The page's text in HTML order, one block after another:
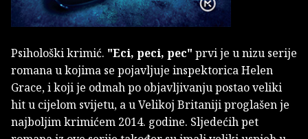
Psihološki krimić. "Eci, peci, pec" prvi je u nizu serije
romana u kojima se pojavljuje inspektorica Helen
Grace, i koji je odmah po objavljivanju postao veliki
hit u cijelom svijetu, a u Velikoj Britaniji proglašen je
najboljim krimićem 2014. godine. Sljedećih pet